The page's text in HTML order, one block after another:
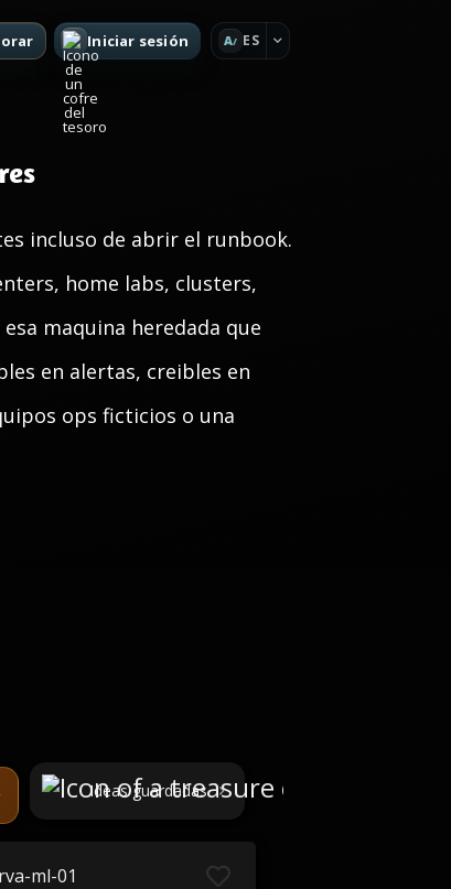
Iniciar sesión A ES
incluso de abrir el runbook.
home labs, clusters,
maquina heredada que
en alertas, creibles en
ops ficticios o una
Ideas guardadas
ml-01